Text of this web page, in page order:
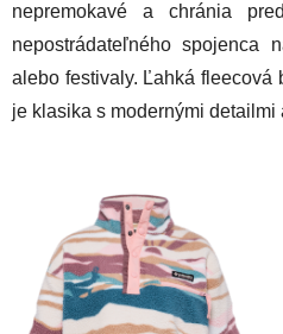
nepremokavé a chránia
nepostrádateľného spojenca
alebo festivaly. Ľahká fleecová
je klasika s modernými